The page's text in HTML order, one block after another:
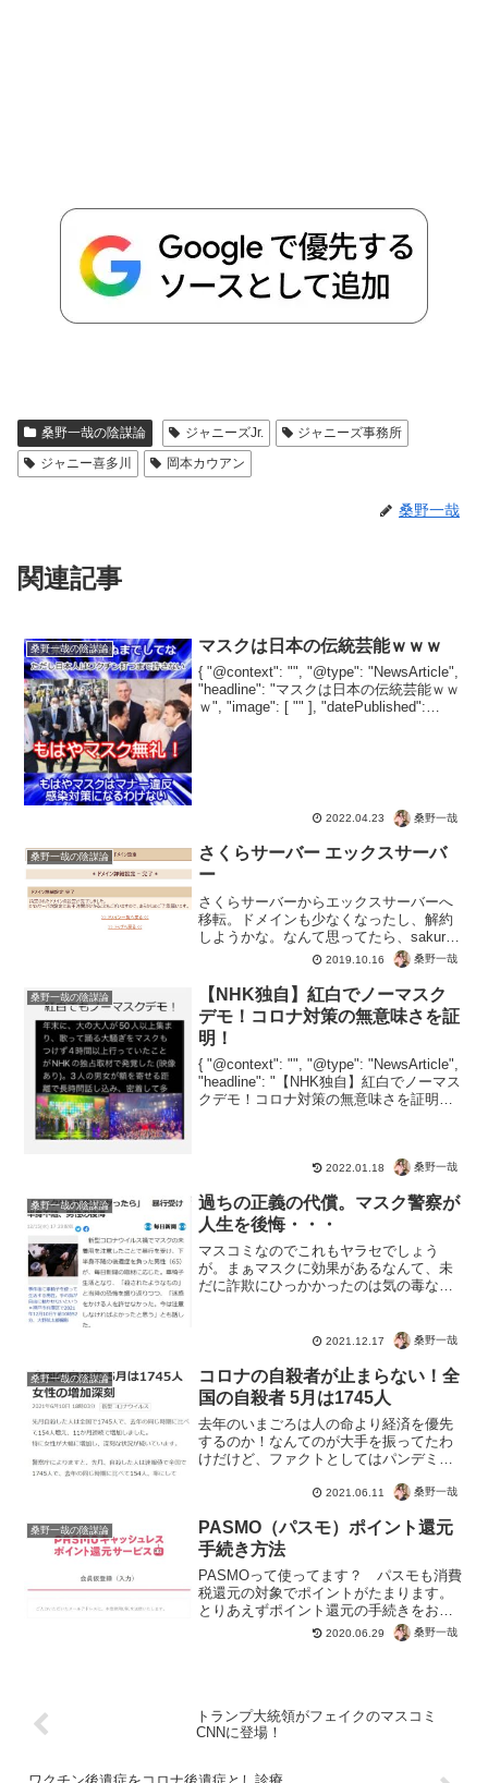
桑野一哉の陰謀論 ジャニーズJr.
ジャニーズ事務所
ジャニー喜多川
岡本カウアン
桑野一哉
関連記事
桑野一哉の陰謀論 マスクは日本の伝統芸能ｗｗｗ
{ "@context": "", "@type": "NewsArticle",
"headline": "マスクは日本の伝統芸能ｗｗ
ｗ", "image": [ "" ], "datePublished":
2022.04.23 桑野一哉
桑野一哉の陰謀論
さくらサーバー エックスサーバ
ー
さくらサーバーからエックスサーバーへ
移転。ドメインも少なくなったし、解約
しようかな。なんて思ってたら、sakura
のサブドメインで上位表示。上位ってこ
とじゃないんだけど、このご時世に商品
名で順位がつく。こりゃちゃんと作り込
んだら順位アップ。...
2019.10.16 桑野一哉
桑野一哉の陰謀論
【NHK独自】紅白でノーマスク
デモ！コロナ対策の無意味さを証
明！
{ "@context": "", "@type": "NewsArticle",
"headline": "【NHK独自】紅白でノーマス
クデモ！コロナ対策の無意味さを証明！",
2022.01.18 桑野一哉
桑野一哉の陰謀論
過ちの正義の代償。マスク警察が
人生を後悔・・・
マスコミなのでこれもヤラセでしょう
が。まぁマスクに効果があるなんて、未
だに詐欺にひっかかったのは気の毒なこ
ないですね。ノーマスク民他人に攻撃す
2021.12.17 桑野一哉
桑野一哉の陰謀論
コロナの自殺者が止まらない！全
国の自殺者 5月は1745人
去年のいまごろは人の命より経済を優先
するのか！なんてのが大手を振ってたわ
けだけど、ファクトとしてはパンデミッ
健康な現役や若者が絶望する日本になっ
題ならば、生活保護を受け...
2021.06.11 桑野一哉
桑野一哉の陰謀論
PASMO（パスモ）ポイント還元
手続き方法
PASMOって使ってます？ パスモも消費
税還元の対象でポイントがたまります。
とりあえずポイント還元の手続きをおこ
なっておきましょう。消費税の増税では
じまったのが、電子マネーでのポイント
2020.06.29 桑野一哉
トランプ大統領がフェイクのマスコミ
CNNに登場！